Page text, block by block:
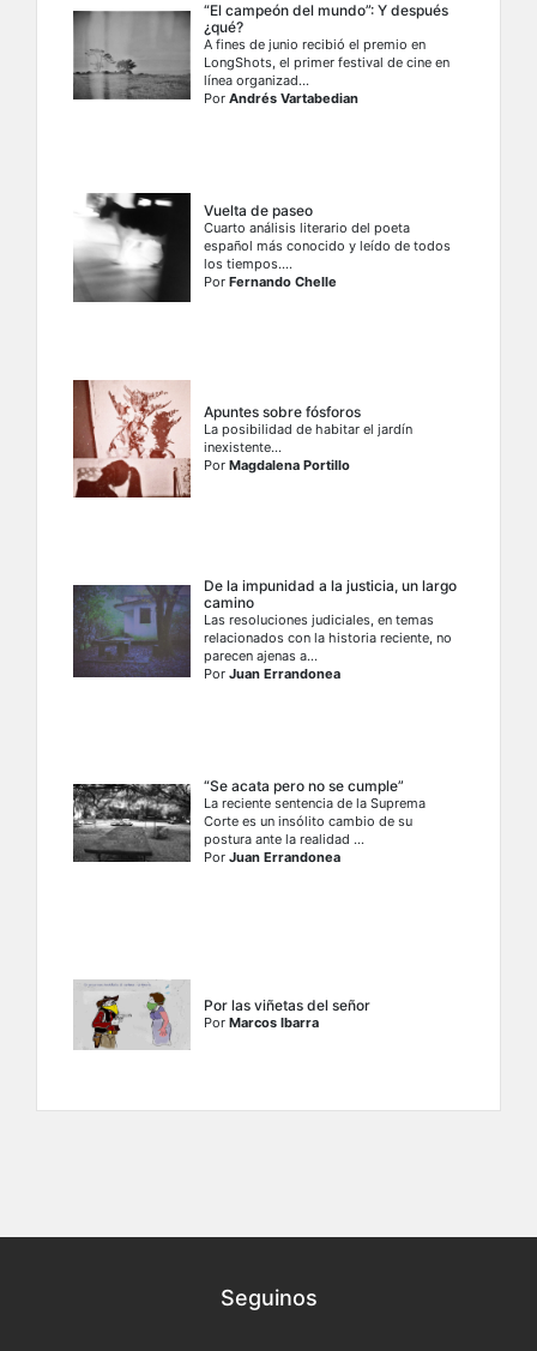
“El campeón del mundo”: Y después
¿qué?
A fines de junio recibió el premio en
LongShots, el primer festival de cine en
línea organizad...
PorAndrés Vartabedian
Vuelta de paseo
Cuarto análisis literario del poeta
español más conocido y leído de todos
los tiempos....
PorFernando Chelle
Apuntes sobre fósforos
La posibilidad de habitar el jardín
inexistente...
PorMagdalena Portillo
De la impunidad a la justicia, un largo
camino
Las resoluciones judiciales, en temas
relacionados con la historia reciente, no
parecen ajenas a...
PorJuan Errandonea
“Se acata pero no se cumple”
La reciente sentencia de la Suprema
Corte es un insólito cambio de su
postura ante la realidad ...
PorJuan Errandonea
Por las viñetas del señor
PorMarcos Ibarra
Seguinos